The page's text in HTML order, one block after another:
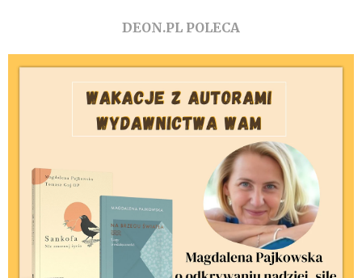
DEON.PL POLECA